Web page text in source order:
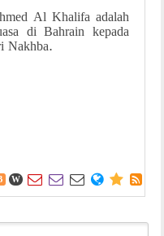
Al Khalifa adalah
di Bahrain kepada
Nakhba.
W      